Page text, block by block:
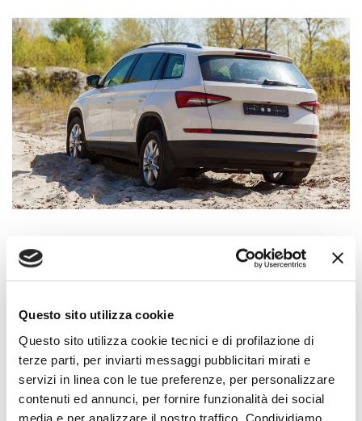
Questo sito utilizza cookie
Questo sito utilizza cookie tecnici e di profilazione di
terze parti, per inviarti messaggi pubblicitari mirati e
servizi in linea con le tue preferenze, per personalizzare
contenuti ed annunci, per fornire funzionalità dei social
media e per analizzare il nostro traffico. Condividiamo
QUANTO SI RISPARMIA
CON L’ACQUISTO DI
AUTO A KM ZERO?
Come abbiamo detto, esistono delle variazioni importanti di
prezzo tra un’auto km 0 e un’auto nuova.A prescindere dalla
tipologia di auto e dal segmento in essere, normalmente le